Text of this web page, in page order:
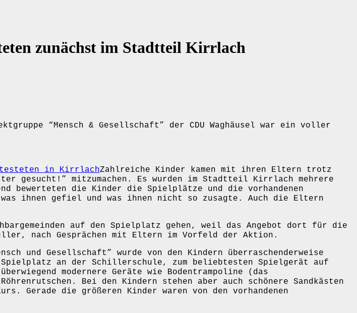
zunächst im Stadtteil Kirrlach
“Mensch & Gesellschaft” der CDU Waghäusel war ein voller
Zahlreiche Kinder kamen mit ihren Eltern trotz
gesucht!” mitzumachen. Es wurden im Stadtteil Kirrlach mehrere
bewerteten die Kinder die Spielplätze und die vorhandenen
ihnen gefiel und was ihnen nicht so zusagte. Auch die Eltern
auf den Spielplatz gehen, weil das Angebot dort für die
nach Gesprächen mit Eltern im Vorfeld der Aktion.
und Gesellschaft” wurde von den Kindern überraschenderweise
an der Schillerschule, zum beliebtesten Spielgerät auf
modernere Geräte wie Bodentrampoline (das
Bei den Kindern stehen aber auch schönere Sandkästen
Gerade die größeren Kinder waren von den vorhandenen